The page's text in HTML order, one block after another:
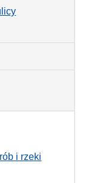
i rzeki